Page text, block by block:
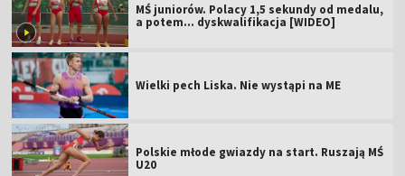
MŚ juniorów. Polacy 1,5 sekundy od medalu,
a potem... dyskwalifikacja [WIDEO]
Wielki pech Liska. Nie wystąpi na ME
Polskie młode gwiazdy na start. Ruszają MŚ
U20